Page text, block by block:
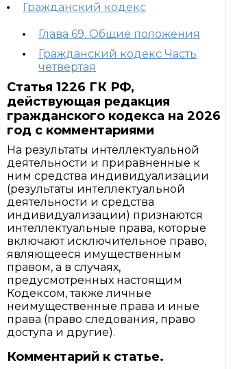
Гражданский кодекс
Глава 69. Общие положения
Гражданский кодекс Часть
четвертая
Статья 1226 ГК РФ,
действующая редакция
гражданского кодекса на 2026
год с комментариями
На результаты интеллектуальной
деятельности и приравненные к
ним средства индивидуализации
(результаты интеллектуальной
деятельности и средства
индивидуализации) признаются
интеллектуальные права, которые
включают исключительное право,
являющееся имущественным
правом, а в случаях,
предусмотренных настоящим
Кодексом, также личные
неимущественные права и иные
права (право следования, право
доступа и другие).
Комментарий к статье.